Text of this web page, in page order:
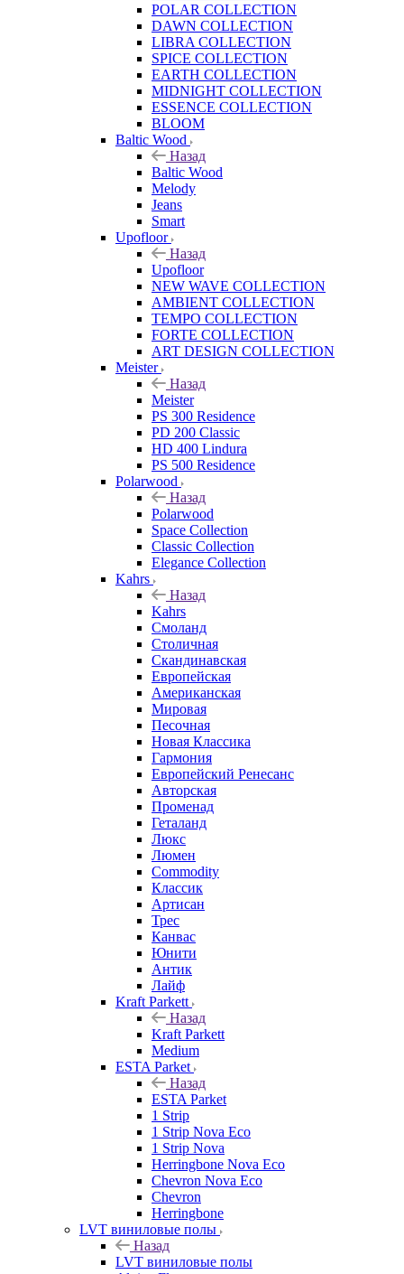
POLAR COLLECTION
DAWN COLLECTION
LIBRA COLLECTION
SPICE COLLECTION
EARTH COLLECTION
MIDNIGHT COLLECTION
ESSENCE COLLECTION
BLOOM
Baltic Wood
Назад
Baltic Wood
Melody
Jeans
Smart
Upofloor
Назад
Upofloor
NEW WAVE COLLECTION
AMBIENT COLLECTION
TEMPO COLLECTION
FORTE COLLECTION
ART DESIGN COLLECTION
Meister
Назад
Meister
PS 300 Residence
PD 200 Classic
HD 400 Lindura
PS 500 Residence
Polarwood
Назад
Polarwood
Space Collection
Classic Collection
Elegance Collection
Kahrs
Назад
Kahrs
Смоланд
Столичная
Скандинавская
Европейская
Американская
Мировая
Песочная
Новая Классика
Гармония
Европейский Ренесанс
Авторская
Променад
Геталанд
Люкс
Люмен
Commodity
Классик
Артисан
Трес
Канвас
Юнити
Антик
Лайф
Kraft Parkett
Назад
Kraft Parkett
Medium
ESTA Parket
Назад
ESTA Parket
1 Strip
1 Strip Nova Eco
1 Strip Nova
Herringbone Nova Eco
Chevron Nova Eco
Chevron
Herringbone
LVT виниловые полы
Назад
LVT виниловые полы